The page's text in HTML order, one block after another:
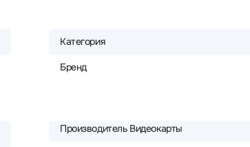
Категория
Бренд
Производитель Видеокарты